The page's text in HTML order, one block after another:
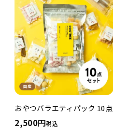
国産
おやつバラエティパック 10点
2,500 税込